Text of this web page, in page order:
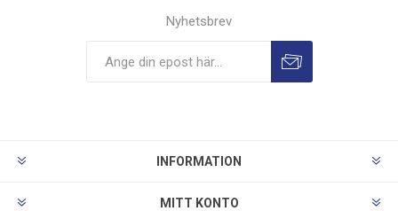
Nyhetsbrev
INFORMATION
MITT KONTO